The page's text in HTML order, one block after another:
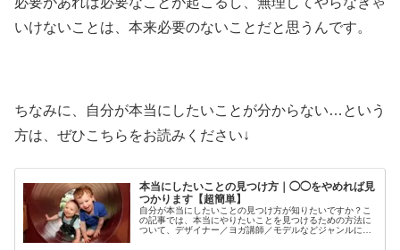
いけないことは、本来必要のないことだと思うんです。
ちなみに、自分が本当にしたいことが分からない…という
方は、ぜひこちらをお読みください↓
本当にしたいことの見つけ方｜◯◯をやめれば見
つかります【超簡単】
自分が本当にしたいことの見つけ方が知りたいですか？こ
の記事では、本当にやりたいことを見つけるための方法に
ついて、デザイナー／ヨガ講師／モデルなどジャンルにと